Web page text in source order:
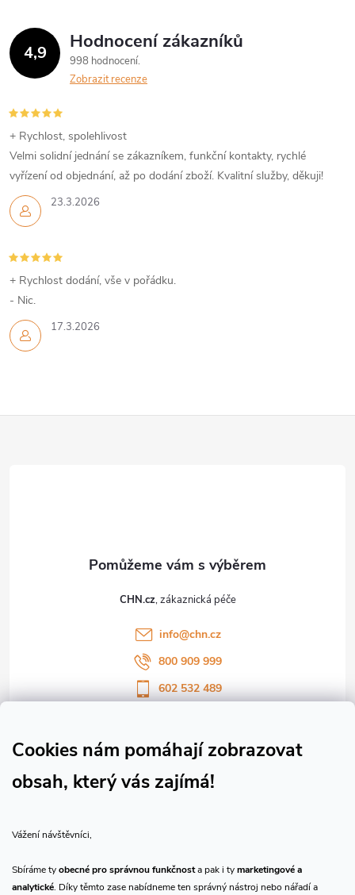
Cookies nám pomáhají zobrazovat
obsah, který vás zajímá!
Vážení návštěvníci,
Sbíráme tyobecné pro správnou funkčnosta pak i tymarketingové a
analytické. Díky těmto zase nabídneme ten správný nástroj nebo nářadí a
4,9 Hodnocení zákazníků
998 hodnocení
Zobrazit recenze
23.3.2026
+ Rychlost, spolehlivost
Velmi solidní jednání se zákazníkem, funkční kontakty, rychlé
vyřízení od objednání, až po dodání zboží. Kvalitní služby, děkuji!
17.3.2026
+ Rychlost dodání, vše v pořádku.
- Nic.
CHN.cz
info@chn.cz
800 909 999
602 532 489
Sledujte náš vlog CHN_CZ